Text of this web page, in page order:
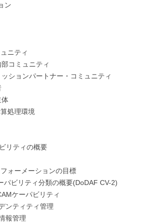
ン
ニティ
コミュニティ
ションパートナー・コミュニティ
体
処理環境
リティの概要
ォーメーションの目標
パビリティ分類の概要(DoDAF CV-2)
ケーパビリティ
ンティティ管理
報管理